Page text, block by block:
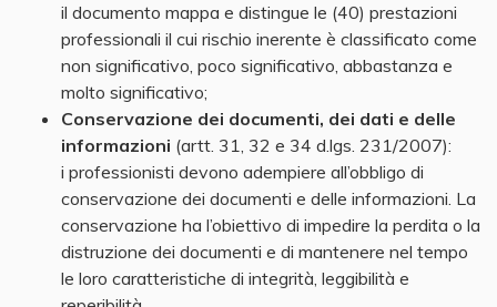
il documento mappa e distingue le (40) prestazioni
professionali il cui rischio inerente è classificato come
non significativo, poco significativo, abbastanza e
molto significativo;​
Conservazione dei documenti, dei dati e delle
informazioni (artt. 31, 32 e 34 d.lgs. 231/2007):
i professionisti devono adempiere all’obbligo di
conservazione dei documenti e delle informazioni. La
conservazione ha l’obiettivo di impedire la perdita o la
distruzione dei documenti e di mantenere nel tempo
le loro caratteristiche di integrità, leggibilità e